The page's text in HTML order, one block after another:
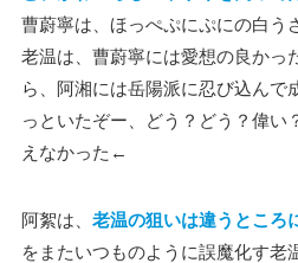
曹蔚寧は、ほっぺぷにぷにの白う
老温は、曹蔚寧には愛想の良かっ
ら、阿湘には岳陽派に忍び込んで
っといたぞー、どう？どう？偉い
えなかった←
阿絮は、 老温の狙いは違うところ
をまたいつものように誤魔化す老